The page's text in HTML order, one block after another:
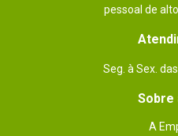
pessoal de
Seg. à Sex.
Sobre
A